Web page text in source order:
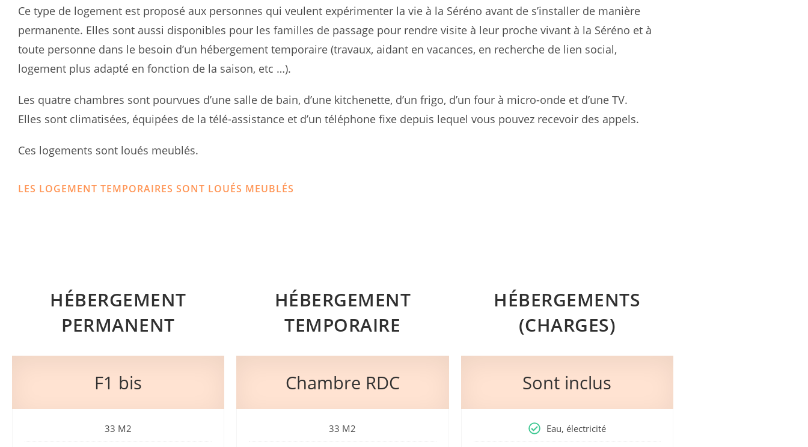
Ce type de logement est proposé aux personnes qui veulent expérimenter la vie à la Séréno avant de s’installer de manière
permanente. Elles sont aussi disponibles pour les familles de passage pour rendre visite à leur proche vivant à la Séréno et à
toute personne dans le besoin d’un hébergement temporaire (travaux, aidant en vacances, en recherche de lien social,
logement plus adapté en fonction de la saison, etc …).
Les quatre chambres sont pourvues d’une salle de bain, d’une kitchenette, d’un frigo, d’un four à micro-onde et d’une TV.
Elles sont climatisées, équipées de la télé-assistance et d’un téléphone fixe depuis lequel vous pouvez recevoir des appels.
Ces logements sont loués meublés.
LES LOGEMENT TEMPORAIRES SONT LOUÉS MEUBLÉS
HÉBERGEMENT
PERMANENT
F1 bis
33 M2
HÉBERGEMENT
TEMPORAIRE
Chambre RDC
33 M2
HÉBERGEMENTS
(CHARGES)
Sont inclus
Eau, électricité